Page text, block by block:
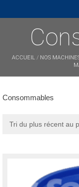
ACCUEIL/ NOS
Consommables